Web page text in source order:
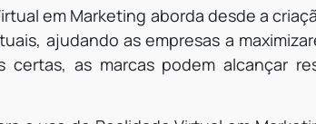
em Marketing aborda desde a
ajudando as empresas a
certas, as marcas podem alcançar